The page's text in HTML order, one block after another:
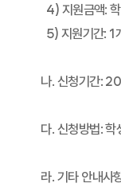
4) 지원금액:
5) 지원기간: 1
나. 신청기간:
다. 신청방법:
라. 기타 안내사